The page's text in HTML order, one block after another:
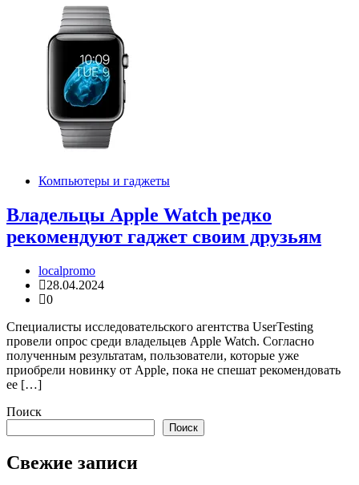
Компьютеры и гаджеты
Владельцы Apple Watch редко
рекомендуют гаджет своим друзьям
localpromo
28.04.2024
0
Специалисты исследовательского агентства UserTesting
провели опрос среди владельцев Apple Watch. Согласно
полученным результатам, пользователи, которые уже
приобрели новинку от Apple, пока не спешат рекомендовать
ее […]
Поиск
Поиск
Свежие записи